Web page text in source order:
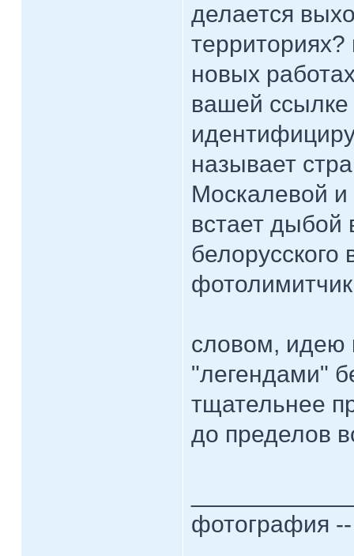
делается
территориях?
новых
вашей ссылке
называет
Москалевой
встает дыбой
словом, идею
"легендами"
тщательнее
до пределов
фотография